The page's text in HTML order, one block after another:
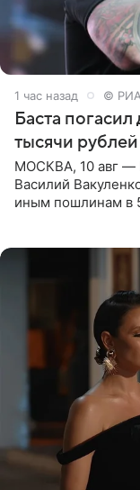
1 час назад ©
Баста
тысячи рублей
МОСКВА, 10 авг —
Василий
иным пошлинам в